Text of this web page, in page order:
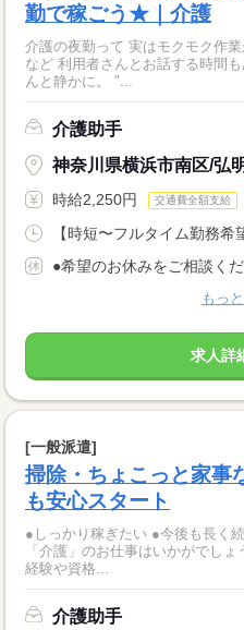
勤で稼ごう★｜介護
介護の夜勤って 実はモクモク作業が多め。 夕食や着
など 利用者さんとお話する時間
んと静かに。 "...
介護助手
神奈川県横浜市南区/弘
時給2,250円 交通費全額支給
【時短〜フルタイム勤務希
●希望のお休みをご相談くだ
もっ
求人詳
[一般派遣]
掃除・ちょこっと家
も安心スタート
●しっかり稼ぎたい ●今後も長く続けら
「介護」のお仕事はいかがでしょうか？ 介護といっても
経験や資格...
介護助手